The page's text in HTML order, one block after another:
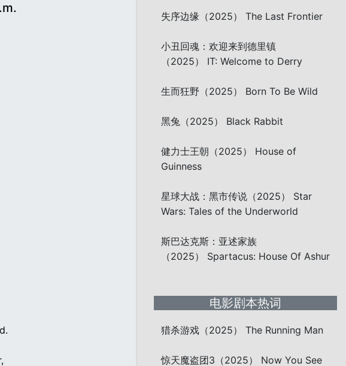
失序边缘（2025） The Last Frontier
小丑回魂：欢迎来到德里镇
（2025） IT: Welcome to Derry
生而狂野（2025） Born To Be Wild
黑兔（2025） Black Rabbit
健力士王朝（2025） House of
Guinness
星球大战：黑市传说（2025） Star
Wars: Tales of the Underworld
斯巴达克斯：亚述家族
（2025） Spartacus: House Of Ashur
电影剧本热词
猎杀游戏（2025） The Running Man
惊天魔盗团3（2025） Now You See